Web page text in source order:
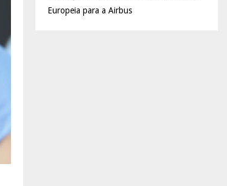
Europeia para a Airbus